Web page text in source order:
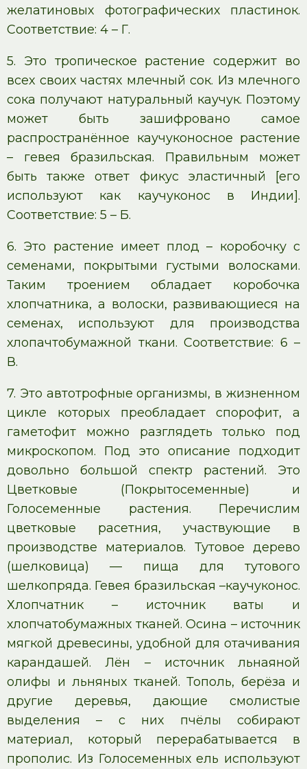
желатиновых фотографических пластинок.
Соответствие: 4 – Г.
5. Это тропическое растение содержит во
всех своих частях млечный сок. Из млечного
сока получают натуральный каучук. Поэтому
может быть зашифровано самое
распространённое каучуконосное растение
– гевея бразильская. Правильным может
быть также ответ фикус эластичный [его
используют как каучуконос в Индии].
Соответствие: 5 – Б.
6. Это растение имеет плод – коробочку с
семенами, покрытыми густыми волосками.
Таким троением обладает коробочка
хлопчатника, а волоски, развивающиеся на
семенах, используют для производства
хлопачтобумажной ткани. Соответствие: 6 –
В.
7. Это автотрофные организмы, в жизненном
цикле которых преобладает спорофит, а
гаметофит можно разглядеть только под
микроскопом. Под это описание подходит
довольно большой спектр растений. Это
Цветковые (Покрытосеменные) и
Голосеменные растения. Перечислим
цветковые расетния, участвующие в
производстве материалов. Тутовое дерево
(шелковица) — пища для тутового
шелкопряда. Гевея бразильская –каучуконос.
Хлопчатник – источник ваты и
хлопчатобумажных тканей. Осина – источник
мягкой древесины, удобной для отачивания
карандашей. Лён – источник льнаяной
олифы и льняных тканей. Тополь, берёза и
другие деревья, дающие смолистые
выделения – с них пчёлы собирают
материал, который перерабатывается в
прополис. Из Голосеменных ель используют